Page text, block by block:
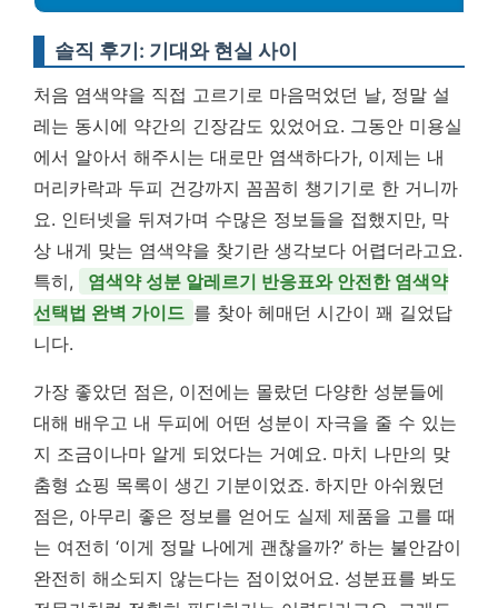
솔직 후기: 기대와 현실 사이
처음 염색약을 직접 고르기로 마음먹었던 날, 정말 설
레는 동시에 약간의 긴장감도 있었어요. 그동안 미용실
에서 알아서 해주시는 대로만 염색하다가, 이제는 내
머리카락과 두피 건강까지 꼼꼼히 챙기기로 한 거니까
요. 인터넷을 뒤져가며 수많은 정보들을 접했지만, 막
상 내게 맞는 염색약을 찾기란 생각보다 어렵더라고요.
특히,
염색약 성분 알레르기 반응표와 안전한 염색약
선택법 완벽 가이드 를 찾아 헤매던 시간이 꽤 길었답
니다.
가장 좋았던 점은, 이전에는 몰랐던 다양한 성분들에
대해 배우고 내 두피에 어떤 성분이 자극을 줄 수 있는
지 조금이나마 알게 되었다는 거예요. 마치 나만의 맞
춤형 쇼핑 목록이 생긴 기분이었죠. 하지만 아쉬웠던
점은, 아무리 좋은 정보를 얻어도 실제 제품을 고를 때
는 여전히 ‘이게 정말 나에게 괜찮을까?’ 하는 불안감이
완전히 해소되지 않는다는 점이었어요. 성분표를 봐도